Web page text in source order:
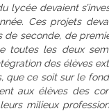
devaient
Ces projets
seconde, de
toutes les deux
des élèves
ce soit sur le
aux élèves des
milieux